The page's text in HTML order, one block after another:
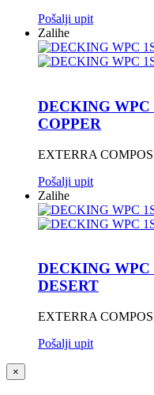
Pošalji upit
Zalihe
DECKING WPC
COPPER
EXTERRA
Pošalji upit
Zalihe
DECKING WPC
DESERT
EXTERRA
Pošalji upit
×